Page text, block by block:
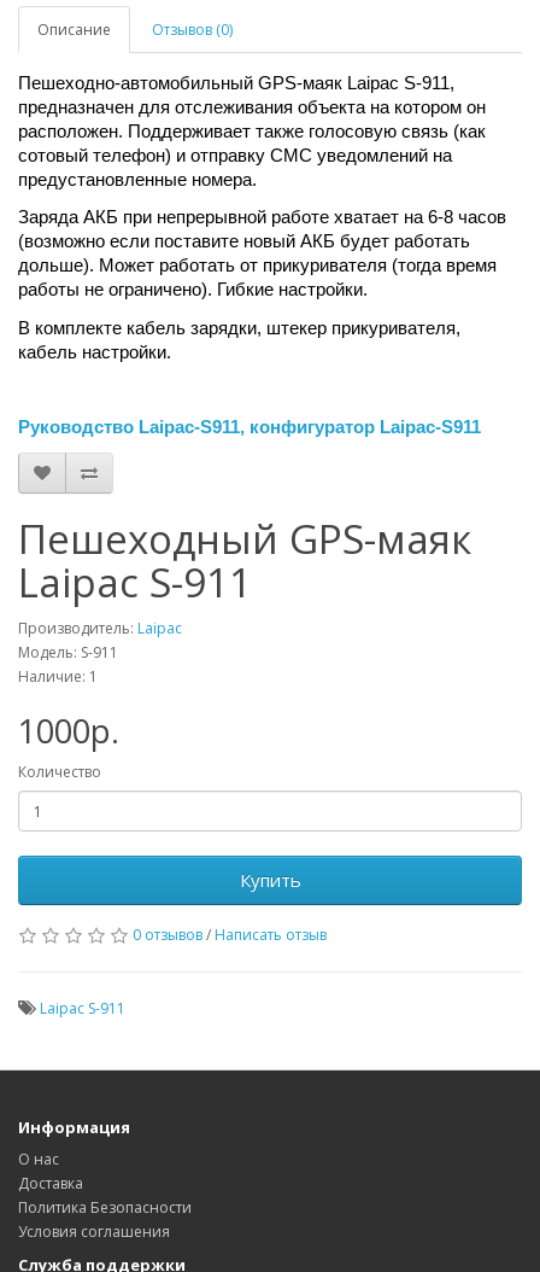
Описание Отзывов (0)
Пешеходно-автомобильный GPS-маяк Laipac S-911,
предназначен для отслеживания объекта на котором он
расположен. Поддерживает также голосовую связь (как
сотовый телефон) и отправку СМС уведомлений на
предустановленные номера.
Заряда АКБ при непрерывной работе хватает на 6-8 часов
(возможно если поставите новый АКБ будет работать
дольше). Может работать от прикуривателя (тогда время
работы не ограничено). Гибкие настройки.
В комплекте кабель зарядки, штекер прикуривателя,
кабель настройки.
Руководство Laipac-S911, конфигуратор Laipac-S911
Пешеходный GPS-маяк
Laipac S-911
Производитель: Laipac
Модель: S-911
Наличие: 1
1000р.
Количество
Купить
0 отзывов/ Написать отзыв
Laipac S-911
Информация
О нас
Доставка
Политика Безопасности
Условия соглашения
Служба поддержки